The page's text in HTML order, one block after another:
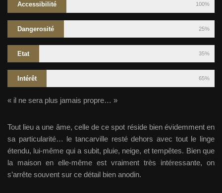
Accessibilité 100%
Dangerosité 25%
Etat 35%
Intérêt 65%
« il ne sera plus jamais propre… »
Tout lieu a une âme, celle de ce spot réside bien évidemment en
sa particularité… le tancarville resté dehors avec tout le linge
étendu, lui-même qui a subit, pluie, neige, et tempêtes. Bien que
la maison en elle-même est vraiment très intéressante, on
s’arrête souvent sur ce détail bien anodin.